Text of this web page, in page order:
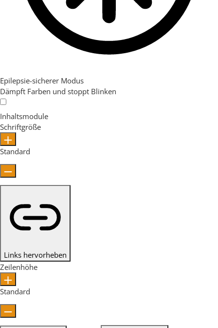
Epilepsie-sicherer Modus
Dämpft Farben und stoppt Blinken
Inhaltsmodule
Schriftgröße
Standard
Links hervorheben
Zeilenhöhe
Standard